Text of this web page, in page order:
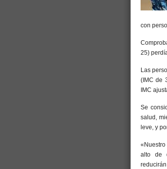
con
25)
Las
(IMC de
IMC
Se
salud,
leve, y
alto de